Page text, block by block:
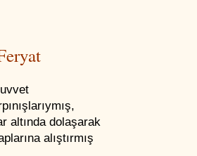
altında dolaşarak
alıştırmış